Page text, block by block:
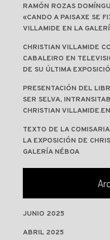
RAMÓN ROZAS
«CANDO A PAISAXE SE
VILLAMIDE EN LA
CHRISTIAN VILLAMIDE
CABALEIRO EN
DE SU ÚLTIMA
PRESENTACIÓN DEL
SER SELVA,
CHRISTIAN
TEXTO DE LA
LA EXPOSICIÓN DE
GALERÍA NÉBOA
JUNIO 2025
ABRIL 2025